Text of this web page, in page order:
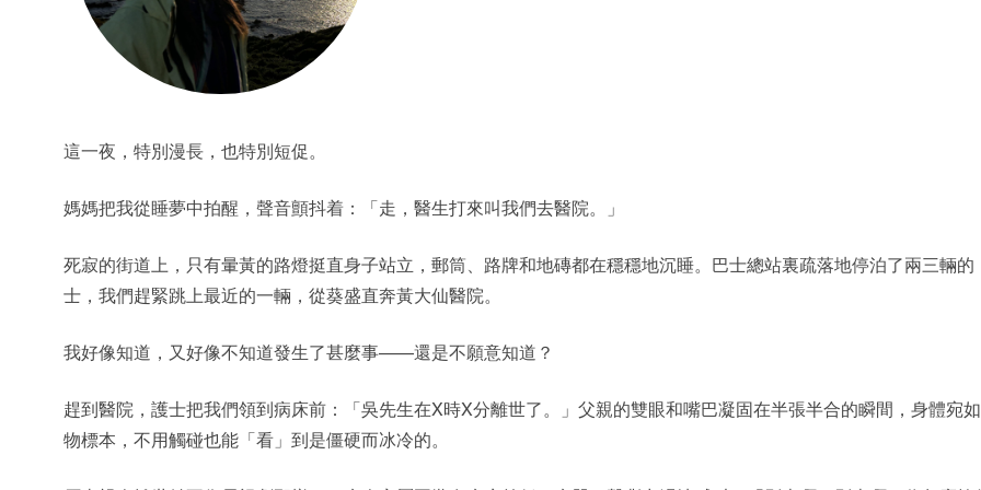
這一夜，特別漫長，也特別短促。
媽媽把我從睡夢中拍醒，聲音顫抖着：「走，醫生打來叫我們去醫院。」
死寂的街道上，只有暈黃的路燈挺直身子站立，郵筒、路牌和地磚都在穩穩地沉睡。巴士總站裏疏落地停泊了兩三輛的
士，我們趕緊跳上最近的一輛，從葵盛直奔黃大仙醫院。
我好像知道，又好像不知道發生了甚麼事——還是不願意知道？
趕到醫院，護士把我們領到病床前：「吳先生在X時X分離世了。」父親的雙眼和嘴巴凝固在半張半合的瞬間，身體宛
物標本，不用觸碰也能「看」到是僵硬而冰冷的。